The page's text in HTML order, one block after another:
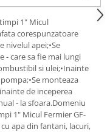
1" Micul
corespunzatoare
nivelul apei;•Se
- care sa fie mai lungi
si ulei;•Inainte
monteaza
de inceperea
- la sfoara.Domeniu
1" Micul Fermier GF-
apa din fantani, lacuri,